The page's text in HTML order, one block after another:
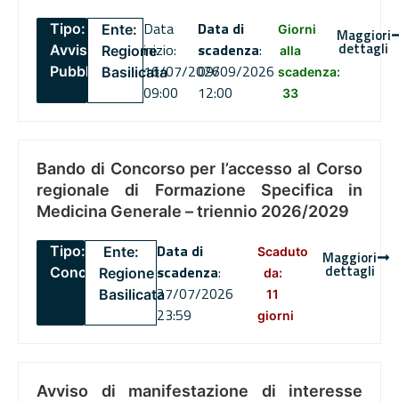
Tipo:
Avviso
Pubblico
Ente:
Regione
Basilicata
Data
inizio:
16/07/2026
09:00
Data di
scadenza:
09/09/2026
12:00
Giorni
alla
scadenza:
33
Maggiori
dettagli
Bando di Concorso per l’accesso al Corso
regionale di Formazione Specifica in
Medicina Generale – triennio 2026/2029
Tipo:
Concorsi
Ente:
Regione
Basilicata
Data di
scadenza:
27/07/2026
23:59
Scaduto
da:
11
giorni
Maggiori
dettagli
Avviso di manifestazione di interesse